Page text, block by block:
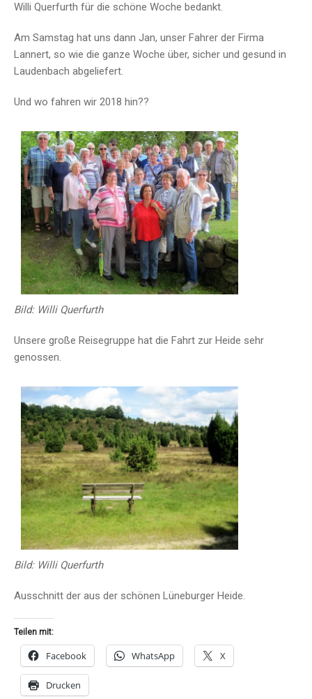
Willi Querfurth für die schöne Woche bedankt.
Am Samstag hat uns dann Jan, unser Fahrer der Firma
Lannert, so wie die ganze Woche über, sicher und gesund in
Laudenbach abgeliefert.
Und wo fahren wir 2018 hin??
Bild: Willi Querfurth
Unsere große Reisegruppe hat die Fahrt zur Heide sehr
genossen.
Bild: Willi Querfurth
Ausschnitt der aus der schönen Lüneburger Heide.
Teilen mit:
Facebook WhatsApp X
Drucken